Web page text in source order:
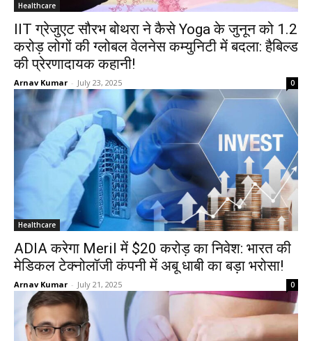
Healthcare
IIT ग्रेजुएट सौरभ बोथरा ने कैसे Yoga के जुनून को 1.2
करोड़ लोगों की ग्लोबल वेलनेस कम्युनिटी में बदला: हैबिल्ड
की प्रेरणादायक कहानी!
Arnav Kumar - July 23, 2025 0
Healthcare
ADIA करेगा Meril में $20 करोड़ का निवेश: भारत की
मेडिकल टेक्नोलॉजी कंपनी में अबू धाबी का बड़ा भरोसा!
Arnav Kumar - July 21, 2025 0